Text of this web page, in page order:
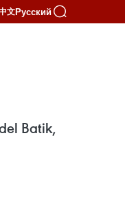
文Русский
Batik,